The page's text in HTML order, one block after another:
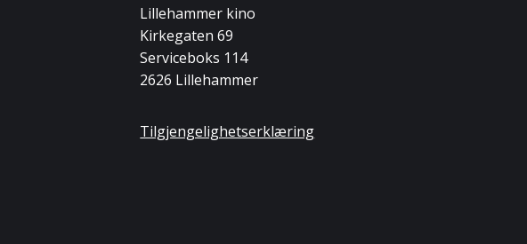
Lillehammer kino
Kirkegaten 69
Serviceboks 114
2626 Lillehammer
Tilgjengelighetserklæring